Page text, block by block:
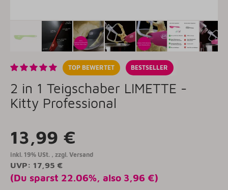
TOP BEWERTET BESTSELLER
2 in 1 Teigschaber LIMETTE -
Kitty Professional
13,99 €
inkl. 19% USt. , zzgl. Versand
UVP: 17,95 €
(Du sparst 22.06%, also 3,96 €)